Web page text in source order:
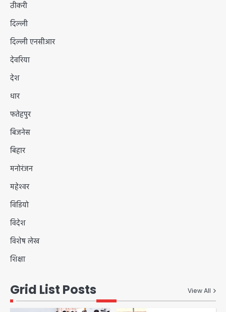
ठीकरी
दिल्ली
दिल्ली एनसीआर
देवरिया
देश
धार
फतेहपुर
बिजनेस
बिहार
मनोरंजन
महेश्वर
विडियो
विदेश
विशेष लेख
शिक्षा
Grid List Posts View All